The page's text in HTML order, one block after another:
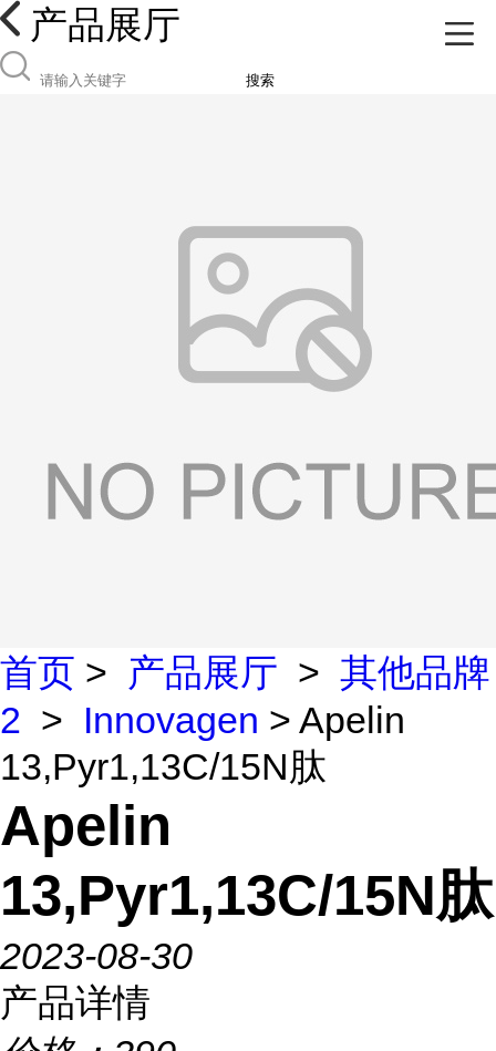
产品展厅
搜索
首页 > 产品展厅 > 其他品牌
2 > Innovagen > Apelin
13,Pyr1,13C/15N肽
Apelin
13,Pyr1,13C/15N肽
2023-08-30
产品详情